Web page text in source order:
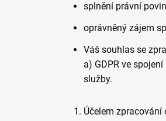
splnění právní
oprávněný zájem
Váš souhlas se
a) GDPR ve
služby.
Účelem